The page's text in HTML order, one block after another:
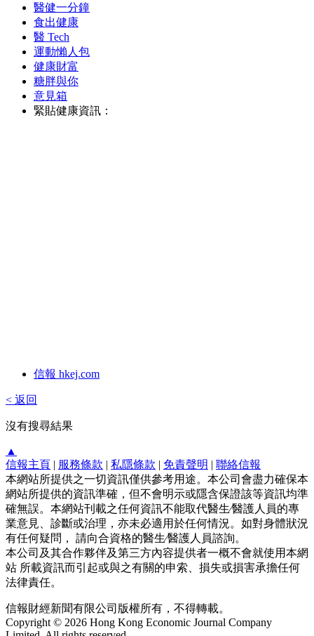
醫健一分鐘
食出健康
醫 Tech
運動懶人包
健康財富
糖胖與你
意見箱
緊貼健康資訊：
信報 hkej.com
< 返回
沒有搜尋結果
▲
信報主頁 | 服務條款 | 私隱條款 | 免責聲明 | 聯絡信報
本網站所提供之一切資訊僅供參考用途。本公司會盡力確保本
網站所提供的資訊準確，但不會明示或隱含保證該等資訊均準
確無誤。本網站刊載之任何資訊不能取代醫生∕醫護人員的專
業意見、診斷或治理，亦未必適用於任何情況。如對身體狀況
有任何疑問， 請向合資格的醫生∕醫護人員諮詢。
本公司及其合作夥伴及第三方內容提供者一概不會就使用本網
站 所載資訊而引起或與之有關的申索、損失或損害承擔任何
法律責任。
信報財經新聞有限公司版權所有，不得轉載。
Copyright © 2026 Hong Kong Economic Journal Company